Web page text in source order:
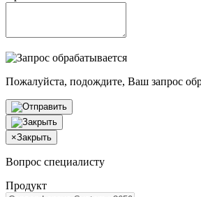
Пожалуйста, подождите, Ваш запрос
×Закрыть
Вопрос специалисту
Продукт